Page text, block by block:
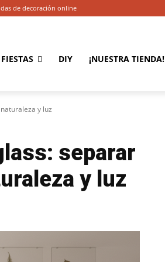
de decoración online
FIESTAS DIY ¡NUESTRA TIENDA!
y luz
separar
y luz